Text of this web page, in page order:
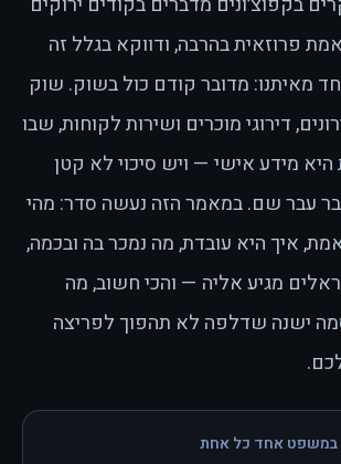
פרוזאית בהרבה, ודווקא בגלל זה
מאיתנו: מדובר קודם כול בשוק. שוק
דירוגי מוכרים ושירות לקוחות, שבו
מידע אישי — ויש סיכוי לא קטן
עבר שם. במאמר הזה נעשה סדר: מהי
איך היא עובדת, מה נמכר בה ובכמה,
מגיע אליה — והכי חשוב, מה
ישנה שדלפה לא תהפוך לפריצה
במשפט אחד כל אחת